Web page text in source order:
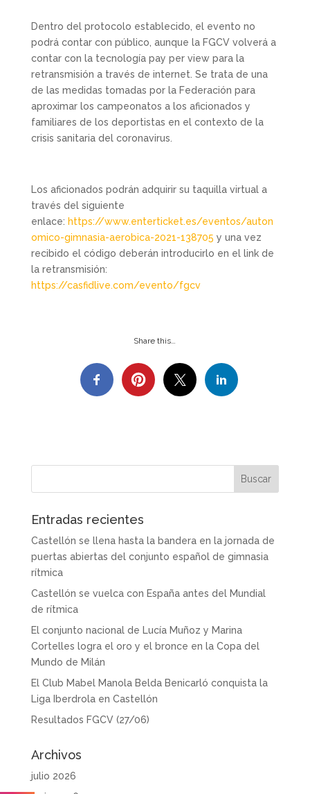
Dentro del protocolo establecido, el evento no
podrá contar con público, aunque la FGCV volverá a
contar con la tecnología pay per view para la
retransmisión a través de internet. Se trata de una
de las medidas tomadas por la Federación para
aproximar los campeonatos a los aficionados y
familiares de los deportistas en el contexto de la
crisis sanitaria del coronavirus.
Los aficionados podrán adquirir su taquilla virtual a
través del siguiente
enlace: https://www.enterticket.es/eventos/auton
omico-gimnasia-aerobica-2021-138705 y una vez
recibido el código deberán introducirlo en el link de
la retransmisión:
https://casfidlive.com/evento/fgcv
Share this…
Entradas recientes
Castellón se llena hasta la bandera en la jornada de
puertas abiertas del conjunto español de gimnasia
rítmica
Castellón se vuelca con España antes del Mundial
de rítmica
El conjunto nacional de Lucía Muñoz y Marina
Cortelles logra el oro y el bronce en la Copa del
Mundo de Milán
El Club Mabel Manola Belda Benicarló conquista la
Liga Iberdrola en Castellón
Resultados FGCV (27/06)
Archivos
julio 2026